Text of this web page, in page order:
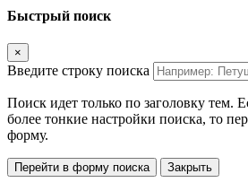
Быстрый поиск
×
Введите строку поиска
Поиск идет только по заголовку тем.
более тонкие настройки поиска, то
форму.
Перейти в форму поиска Закрыть